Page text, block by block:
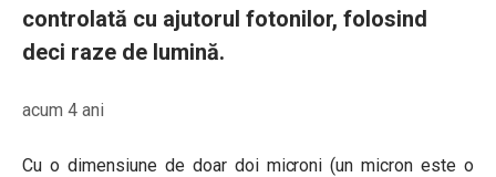
controlată cu ajutorul fotonilor, folosind
deci raze de lumină.
acum 4 ani
Cu o dimensiune de doar doi microni (un micron este o